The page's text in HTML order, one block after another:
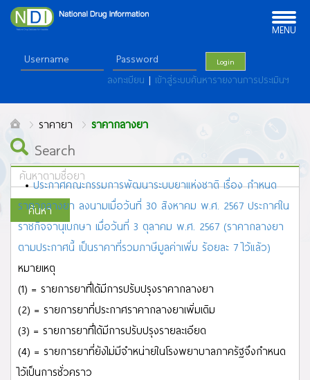
Toggle
navigation
MENU
Login
ลงทะเบียน | เข้าสู่ระบบค้นหารายงานการประเมินฯ
ราคายา ราคากลางยา
Search
ค้นหา
ALL A B C D E F G H I J K L M N O P Q R S T U V W
ข ฃ ค ฅ
ฝ พ ฟ ภ ม ย ร ล ว ศ ษ ส ห ฬ อ ฮ
ผลการค้นหาEจำนวน
•ประกาศคณะกรรมการพัฒนาระบบยาแห่งชาติ เรื่อง กำหนด
ราคากลางยา ลงนามเมื่อวันที่ 30 สิงหาคม พ.ศ. 2567 ประกาศใน
ราชกิจจานุเบกษา เมื่อวันที่ 3 ตุลาคม พ.ศ. 2567 (ราคากลางยา
ตามประกาศนี้ เป็นราคาที่รวมภาษีมูลค่าเพิ่ม ร้อยละ 7 ไว้แล้ว)
หมายเหตุ
(1) = รายการยาที่ได้มีการปรับปรุงราคากลางยา
(2) = รายการยาที่ประกาศราคากลางยาเพิ่มเติม
(3) = รายการยาที่ได้มีการปรับปรุงรายละเอียด
(4) = รายการยาที่ยังไม่มีจำหน่ายในโรงพยาบาลภาครัฐจึงกำหนด
ไว้เป็นการชั่วคราว